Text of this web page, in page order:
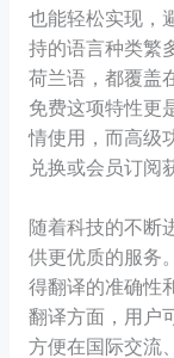
也能轻松实现，
持的语言种类繁
荷兰语，都覆盖
免费这项特性更
情使用，而高级
兑换或会员订阅
随着科技的不断
供更优质的服务
得翻译的准确性
翻译方面，用户
方便在国际交流